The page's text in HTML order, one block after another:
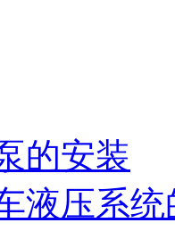
的安装
液压系